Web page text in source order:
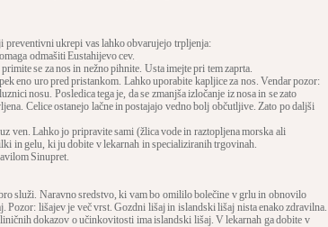
preventivni ukrepi vas lahko obvarujejo trpljenja:
odmašiti Eustahijevo cev.
se za nos in nežno pihnite. Usta imejte pri tem zaprta.
eno uro pred pristankom. Lahko uporabite kapljice za nos. Vendar pozor:
nosu. Posledica tega je, da se zmanjša izločanje iz nosa in se zato
Celice ostanejo lačne in postajajo vedno bolj občutljive. Zato po daljši
ven. Lahko jo pripravite sami (žlica vode in raztopljena morska ali
in gelu, ki ju dobite v lekarnah in specializiranih trgovinah.
Sinupret.
služi. Naravno sredstvo, ki vam bo omililo bolečine v grlu in obnovilo
Pozor: lišajev je več vrst. Gozdni lišaj in islandski lišaj nista enako zdravilna.
dokazov o učinkovitosti ima islandski lišaj. V lekarnah ga dobite v